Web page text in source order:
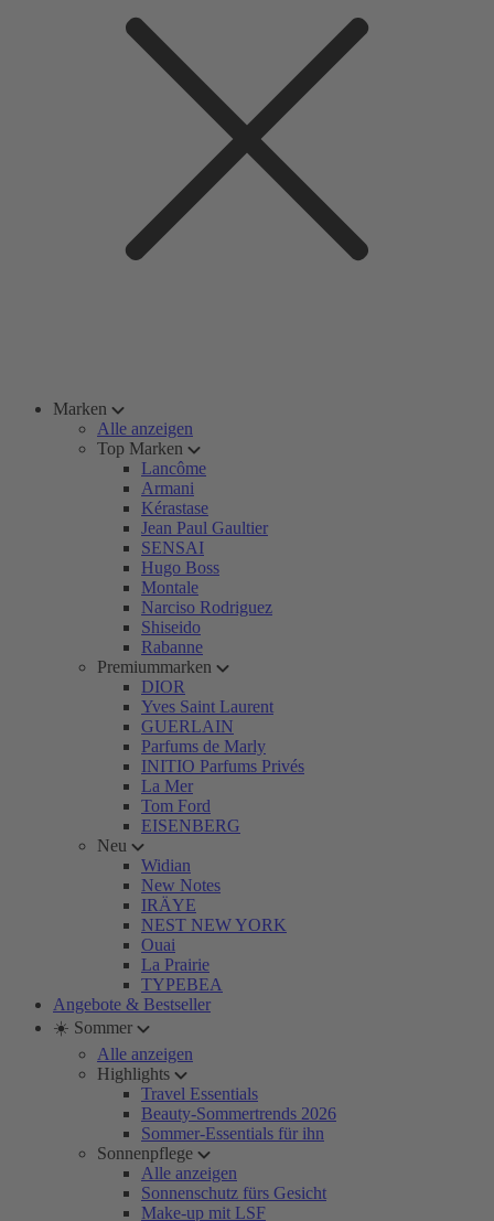
Marken
Alle anzeigen
Top Marken
Lancôme
Armani
Kérastase
Jean Paul Gaultier
SENSAI
Hugo Boss
Montale
Narciso Rodriguez
Shiseido
Rabanne
Premiummarken
DIOR
Yves Saint Laurent
GUERLAIN
Parfums de Marly
INITIO Parfums Privés
La Mer
Tom Ford
EISENBERG
Neu
Widian
New Notes
IRÄYE
NEST NEW YORK
Ouai
La Prairie
TYPEBEA
Angebote & Bestseller
☀️ Sommer
Alle anzeigen
Highlights
Travel Essentials
Beauty-Sommertrends 2026
Sommer-Essentials für ihn
Sonnenpflege
Alle anzeigen
Sonnenschutz fürs Gesicht
Make-up mit LSF